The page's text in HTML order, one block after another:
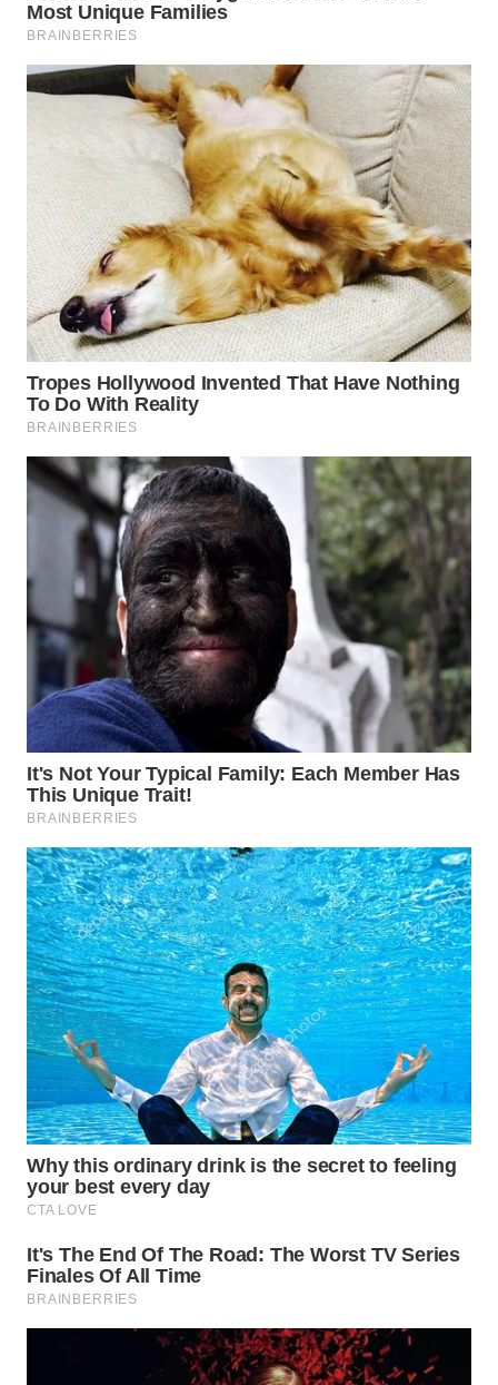
WN
TAPANULI
SAMOSIR
WN
PADANG
LAWAS
WN
SUMEDANG
WN
CIANJUR
WN
KEPULAUAN
SERIBU
WN
TANGERANG
WN
BINJAI
WN
CIREBON
WN
INDRAMAYU
WN
KUNINGAN
WN
MAJALENGKA
WN
SUBANG
SUKABUMI
PURWAKARTA